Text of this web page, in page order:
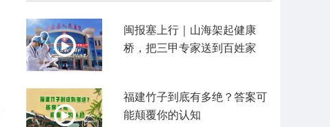
闽报塞上行｜山海架起健康
桥，把三甲专家送到百姓家
福建竹子到底有多绝？答案可
能颠覆你的认知